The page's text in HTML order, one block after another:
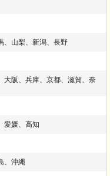
、山梨、新潟、長野
大阪、兵庫、京都、滋賀、奈
愛媛、高知
、沖縄